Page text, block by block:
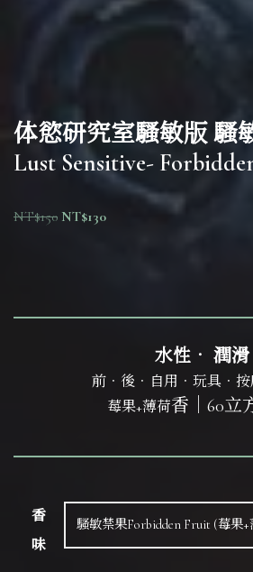
体慾研究室騷敏版 騷
Lust Sensitive-
NT$150 NT$130
水性． 潤滑
前．後．自用．玩具．
莓果+薄荷香｜60立
香
味